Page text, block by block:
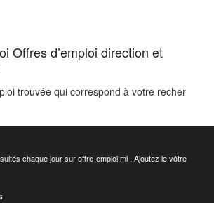
Offres d’emploi direction et
trouvée qui correspond à votre recher
chaque jour sur offre-emploi.ml . Ajoutez le vôtre